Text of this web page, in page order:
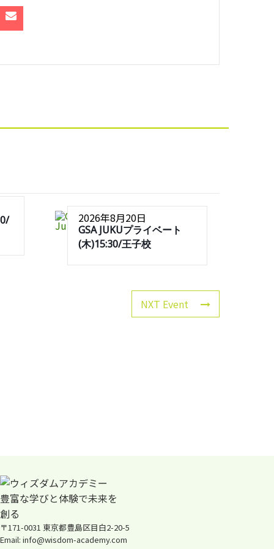
2026年8月20日
GSA JUKUプライベート
(木)15:30/王子校
NXT Event
〒171-0031 東京都豊島区目白2-20-5
Email: info@wisdom-academy.com